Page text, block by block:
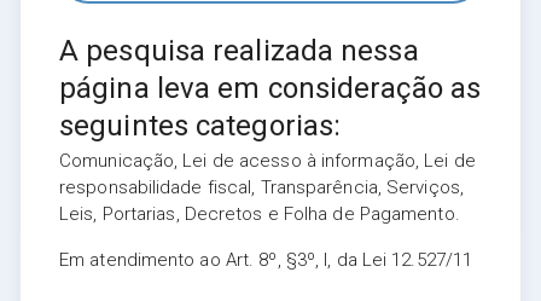
A pesquisa realizada nessa
página leva em consideração as
seguintes categorias:
Comunicação, Lei de acesso à informação, Lei de
responsabilidade fiscal, Transparência, Serviços,
Leis, Portarias, Decretos e Folha de Pagamento.
Em atendimento ao Art. 8º, §3º, I, da Lei 12.527/11